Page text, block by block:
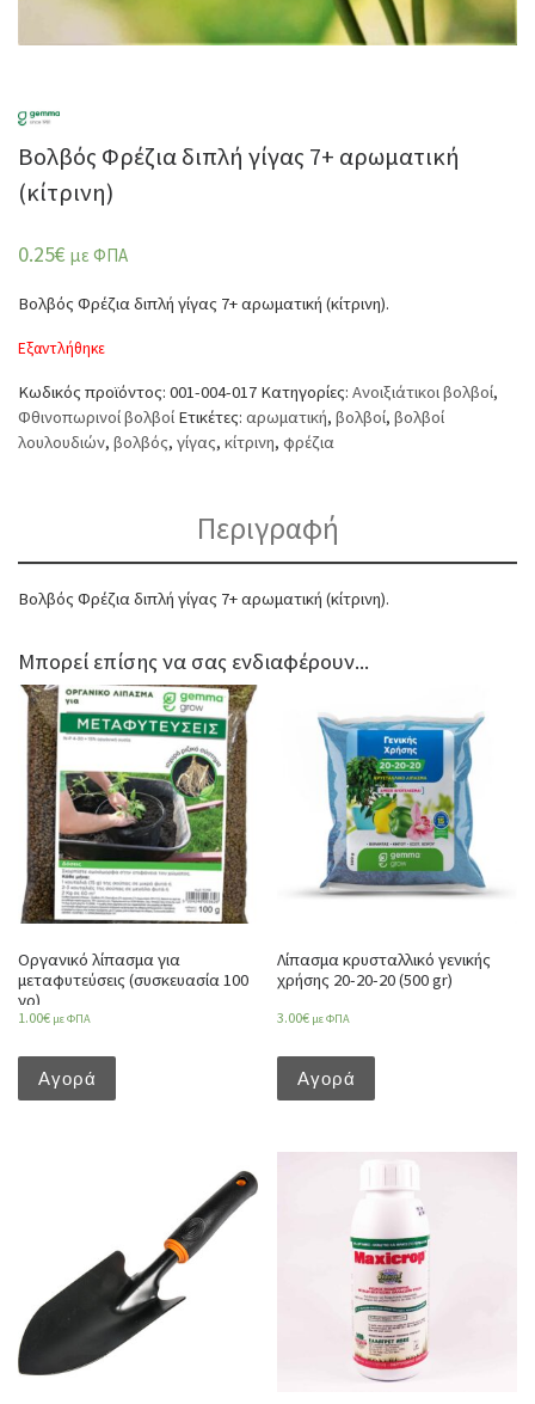
Βολβός Φρέζια διπλή γίγας 7+ αρωματική
(κίτρινη)
0.25€ με ΦΠΑ
Βολβός Φρέζια διπλή γίγας 7+ αρωματική (κίτρινη).
Εξαντλήθηκε
Κωδικός προϊόντος: 001-004-017 Κατηγορίες: Ανοιξιάτικοι βολβοί,
Φθινοπωρινοί βολβοί Ετικέτες: αρωματική, βολβοί, βολβοί
λουλουδιών, βολβός, γίγας, κίτρινη, φρέζια
Περιγραφή
Βολβός Φρέζια διπλή γίγας 7+ αρωματική (κίτρινη).
Μπορεί επίσης να σας ενδιαφέρουν...
Οργανικό λίπασμα για
μεταφυτεύσεις (συσκευασία 100
γρ)
1.00€ με ΦΠΑ
Αγορά
Λίπασμα κρυσταλλικό γενικής
χρήσης 20-20-20 (500 gr)
3.00€ με ΦΠΑ
Αγορά